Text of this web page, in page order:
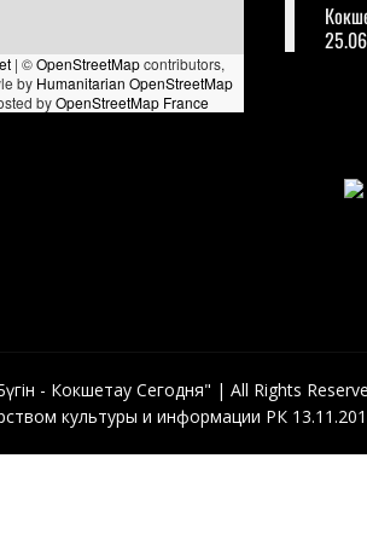
| ©OpenStreetMapcontributors,
by Humanitarian OpenStreetMap
byOpenStreetMap France
- Кокшетау Сегодня" | All Rights
культуры и информации РК